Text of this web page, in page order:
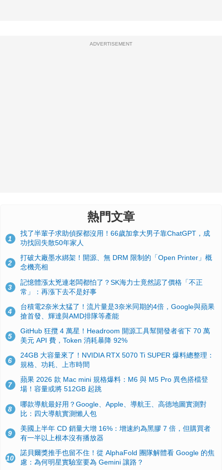
ADVERTISEMENT
熱門文章
1
找了半輩子求助偵探都沒用！66歲加拿大男子靠ChatGPT，成
功找回失散50年家人
2
打破大廠墨水綁架！開源、無 DRM 限制的「Open Printer」概
念機亮相
3
記憶體漲太兇連老闆都怕了？SK海力士竟然認了價格「不正
常」：再漲下去不是好事
4
台積電2奈米太猛了！流片量是3奈米同期的4倍，Google與蘋果
搶首發、輝達與AMD排隊等產能
5
GitHub 狂攬 4 萬星！Headroom 開源工具幫開發者省下 70 萬
美元 API 費，Token 消耗暴降 92%
6
24GB 大容量來了！NVIDIA RTX 5070 Ti SUPER 爆料總整理：
規格、功耗、上市時間
7
蘋果 2026 款 Mac mini 規格爆料：M6 與 M5 Pro 異色搭檔登
場！容量或將 512GB 起跳
8
哪款導航最好用？Google、Apple、導航王、高德地圖實測對
比：四大導航實測懶人包
9
美國上半年 CD 銷量大增 16%：增速約為黑膠 7 倍，但購買者
有一半以上根本沒有播放器
10
諾貝爾獎推手也留不住！從 AlphaFold 團隊解體看 Google 的焦
慮：為何明星實驗室要為 Gemini 讓路？